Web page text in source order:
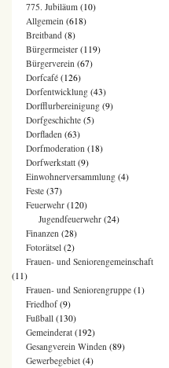
775. Jubiläum (10)
Allgemein (618)
Breitband (8)
Bürgermeister (119)
Bürgerverein (67)
Dorfcafé (126)
Dorfentwicklung (43)
Dorfflurbereinigung (9)
Dorfgeschichte (5)
Dorfladen (63)
Dorfmoderation (18)
Dorfwerkstatt (9)
Einwohnerversammlung (4)
Feste (37)
Feuerwehr (120)
Jugendfeuerwehr (24)
Finanzen (28)
Fotorätsel (2)
Frauen- und Seniorengemeinschaft
(11)
Frauen- und Seniorengruppe (1)
Friedhof(9)
Fußball (130)
Gemeinderat (192)
Gesangverein Winden (89)
Gewerbegebiet (4)